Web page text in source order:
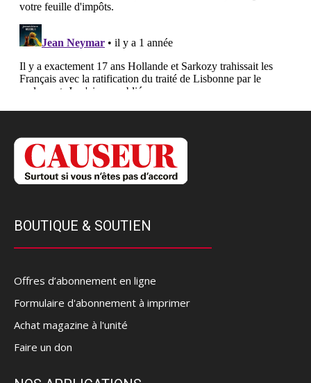
BOUTIQUE & SOUTIEN
Offres d’abonnement en ligne
Formulaire d'abonnement à imprimer
Achat magazine à l'unité
Faire un don